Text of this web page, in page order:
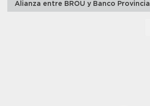
Alianza entre BROU y Banco Provincia